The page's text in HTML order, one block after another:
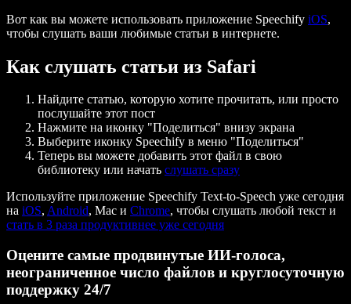
Вот как вы можете использовать приложение Speechify iOS,
чтобы слушать ваши любимые статьи в интернете.
Как слушать статьи из Safari
Найдите статью, которую хотите прочитать, или просто
послушайте этот пост
Нажмите на иконку "Поделиться" внизу экрана
Выберите иконку Speechify в меню "Поделиться"
Теперь вы можете добавить этот файл в свою
библиотеку или начать слушать сразу
Используйте приложение Speechify Text-to-Speech уже сегодня
на iOS, Android, Mac и Chrome, чтобы слушать любой текст и
стать в 3 раза продуктивнее уже сегодня
Оцените самые продвинутые ИИ‑голоса,
неограниченное число файлов и круглосуточную
поддержку 24/7